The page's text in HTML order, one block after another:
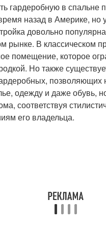
гардеробную в спальне
назад в Америке, но
довольно
рынке. В классическом
помещение, которое
Но также
позволяющих
одежду и даже обувь,
соответствуя
его владельца.